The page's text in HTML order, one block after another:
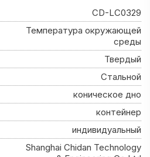
CD-LC0329
Температура окружающей
среды
Твердый
Стальной
коническое дно
контейнер
индивидуальный
Shanghai Chidan Technology